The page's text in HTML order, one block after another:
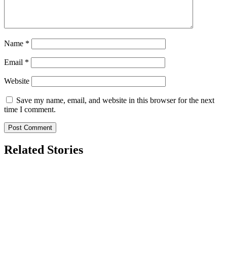
Name *
Email *
Website
Save my name, email, and website in this browser for the next
time I comment.
Related Stories